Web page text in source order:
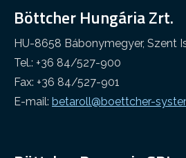
Böttcher Hungária Zrt.
HU-8658 Bábonymegyer, Szent
Tel.: +36 84/527-900
Fax: +36 84/527-901
E-mail: betaroll@boettcher-